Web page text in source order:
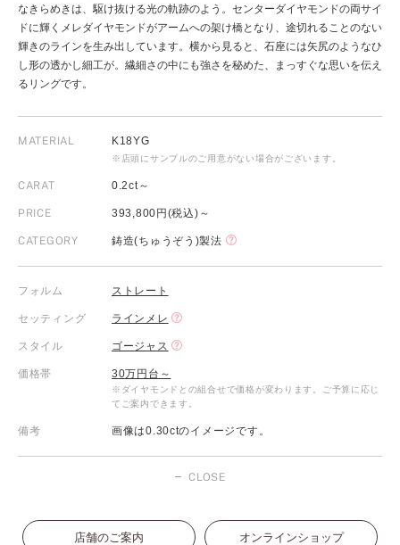
なきらめきは、駆け抜ける光の軌跡のよう。センターダイヤモンドの両サイ
ドに輝くメレダイヤモンドがアームへの架け橋となり、途切れることのない
輝きのラインを生み出しています。横から見ると、石座には矢尻のようなひ
し形の透かし細工が。繊細さの中にも強さを秘めた、まっすぐな思いを伝え
るリングです。
MATERIAL K18YG
※店頭にサンプルのご用意がない場合がございます。
CARAT 0.2ct～
PRICE 393,800円(税込)～
CATEGORY 鋳造(ちゅうぞう)製法
フォルム ストレート
セッティング ラインメレ
スタイル ゴージャス
価格帯 30万円台～
※ダイヤモンドとの組合せで価格が変わります。ご予算に応じ
てご案内できます。
備考 画像は0.30ctのイメージです。
CLOSE
店舗のご案内 オンラインショップ